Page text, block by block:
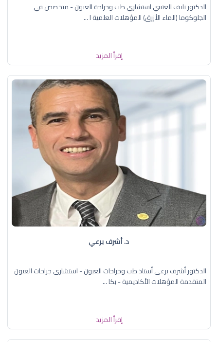
الدكتور نايف العتيبي استشاري طب وجراحة العيون - متخصص في
الجلوكوما (الماء الأزرق) المؤهلات العلمية ا ...
إقرأ المزيد
د. أشرف برعي
الدكتور أشرف برعي أستاذ طب وجراحات العيون - استشاري جراحات العيون
المتقدمة المؤهلات الأكاديمية - بكا ...
إقرأ المزيد